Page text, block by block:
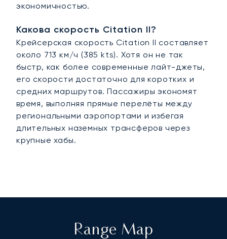
экономичностью.
Какова скорость Citation II?
Крейсерская скорость Citation II составляет
около 713 км/ч (385 kts). Хотя он не так
быстр, как более современные лайт-джеты,
его скорости достаточно для коротких и
средних маршрутов. Пассажиры экономят
время, выполняя прямые перелёты между
региональными аэропортами и избегая
длительных наземных трансферов через
крупные хабы.
Range Map